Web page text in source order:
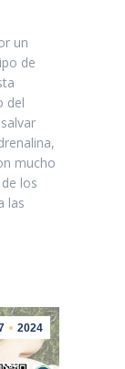
un
de
del
mucho
los
las
2024